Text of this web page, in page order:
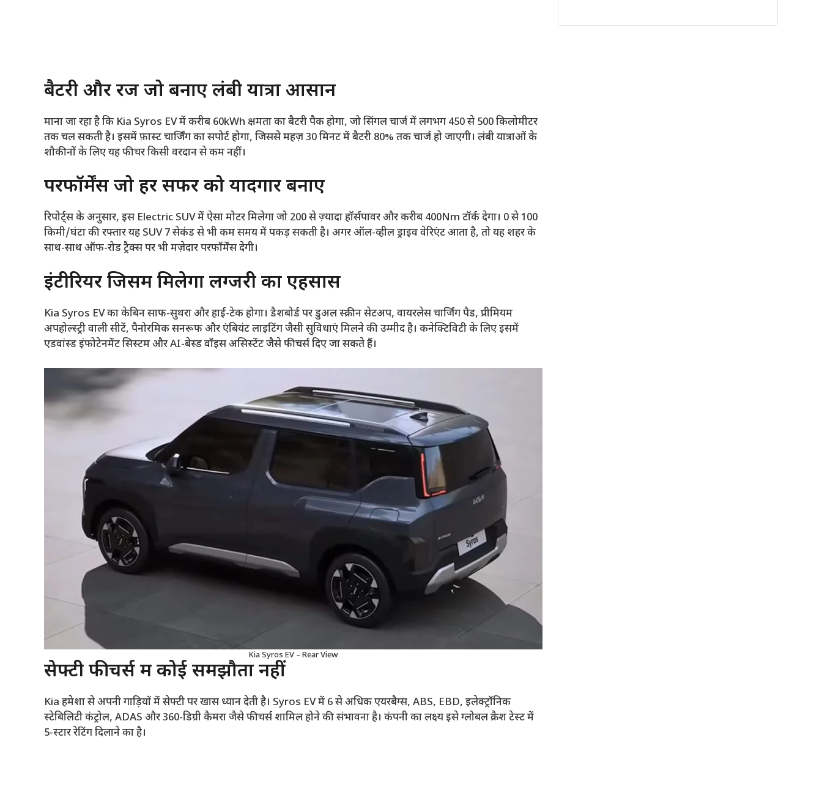
बैटरी और रेंज जो बनाए लंबी यात्रा आसान
माना जा रहा है कि Kia Syros EV में करीब 60kWh क्षमता का बैटरी पैक होगा, जो सिंगल चार्ज में लगभग 450 से 500 किलोमीटर
तक चल सकती है। इसमें फ़ास्ट चार्जिंग का सपोर्ट होगा, जिससे महज़ 30 मिनट में बैटरी 80% तक चार्ज हो जाएगी। लंबी यात्राओं के
शौकीनों के लिए यह फीचर किसी वरदान से कम नहीं।
परफॉर्मेंस जो हर सफर को यादगार बनाए
रिपोर्ट्स के अनुसार, इस Electric SUV में ऐसा मोटर मिलेगा जो 200 से ज़्यादा हॉर्सपावर और करीब 400Nm टॉर्क देगा। 0 से 100
किमी/घंटा की रफ्तार यह SUV 7 सेकंड से भी कम समय में पकड़ सकती है। अगर ऑल-व्हील ड्राइव वेरिएंट आता है, तो यह शहर के
साथ-साथ ऑफ-रोड ट्रैक्स पर भी मज़ेदार परफॉर्मेंस देगी।
इंटीरियर जिसमें मिलेगा लग्जरी का एहसास
Kia Syros EV का केबिन साफ-सुथरा और हाई-टेक होगा। डैशबोर्ड पर डुअल स्क्रीन सेटअप, वायरलेस चार्जिंग पैड, प्रीमियम
अपहोल्स्ट्री वाली सीटें, पैनोरमिक सनरूफ और एंबियंट लाइटिंग जैसी सुविधाएं मिलने की उम्मीद है। कनेक्टिविटी के लिए इसमें
एडवांस्ड इंफोटेनमेंट सिस्टम और AI-बेस्ड वॉइस असिस्टेंट जैसे फीचर्स दिए जा सकते हैं।
Kia Syros EV – Rear View
सेफ्टी फीचर्स में कोई समझौता नहीं
Kia हमेशा से अपनी गाड़ियों में सेफ्टी पर खास ध्यान देती है। Syros EV में 6 से अधिक एयरबैग्स, ABS, EBD, इलेक्ट्रॉनिक
स्टेबिलिटी कंट्रोल, ADAS और 360-डिग्री कैमरा जैसे फीचर्स शामिल होने की संभावना है। कंपनी का लक्ष्य इसे ग्लोबल क्रैश टेस्ट में
5-स्टार रेटिंग दिलाने का है।